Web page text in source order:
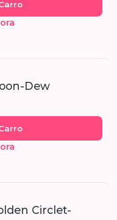
Dew
Circlet-